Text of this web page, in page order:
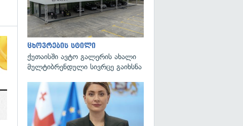
გადახედვა
ცხოვრების სტილი
ქუთაისში ავტო გალერის ახალი
მულტიბრენდული სივრცე გაიხსნა